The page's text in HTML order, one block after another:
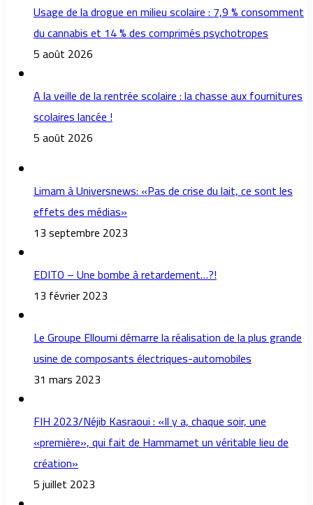
Usage de la drogue en milieu scolaire : 7,9 % consomment
du cannabis et 14 % des comprimés psychotropes
5 août 2026
A la veille de la rentrée scolaire : la chasse aux fournitures
scolaires lancée !
5 août 2026
Limam à Universnews: «Pas de crise du lait, ce sont les
effets des médias»
13 septembre 2023
EDITO – Une bombe à retardement…?!
13 février 2023
Le Groupe Elloumi démarre la réalisation de la plus grande
usine de composants électriques-automobiles
31 mars 2023
FIH 2023/Néjib Kasraoui : «Il y a, chaque soir, une
«première», qui fait de Hammamet un véritable lieu de
création»
5 juillet 2023